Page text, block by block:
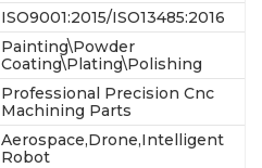
ISO9001:2015/ISO13485:2016
Painting\Powder
Coating\Plating\Polishing
Professional Precision Cnc
Machining Parts
Aerospace,Drone,Intelligent
Robot